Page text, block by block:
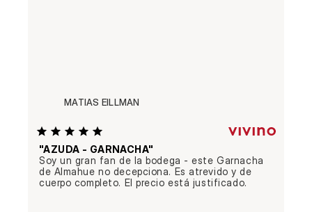
MATIAS EILLMAN
"AZUDA - GARNACHA"
Soy un gran fan de la bodega - este Garnacha
de Almahue no decepciona. Es atrevido y de
cuerpo completo. El precio está justificado.